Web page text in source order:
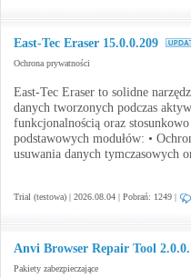
East-Tec Eraser 15.0.0.209
Ochrona prywatności
East-Tec Eraser to solidne
danych tworzonych podczas
funkcjonalnością oraz stosunkowo
podstawowych modułów: •
usuwania danych tymczasowych
Trial (testowa) | 2026.08.04 | Pobrań: 1249 |
Anvi Browser Repair Tool
Pakiety zabezpieczające